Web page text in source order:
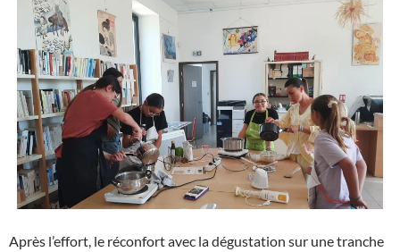
Après l’effort, le réconfort avec la dégustation sur une tranche